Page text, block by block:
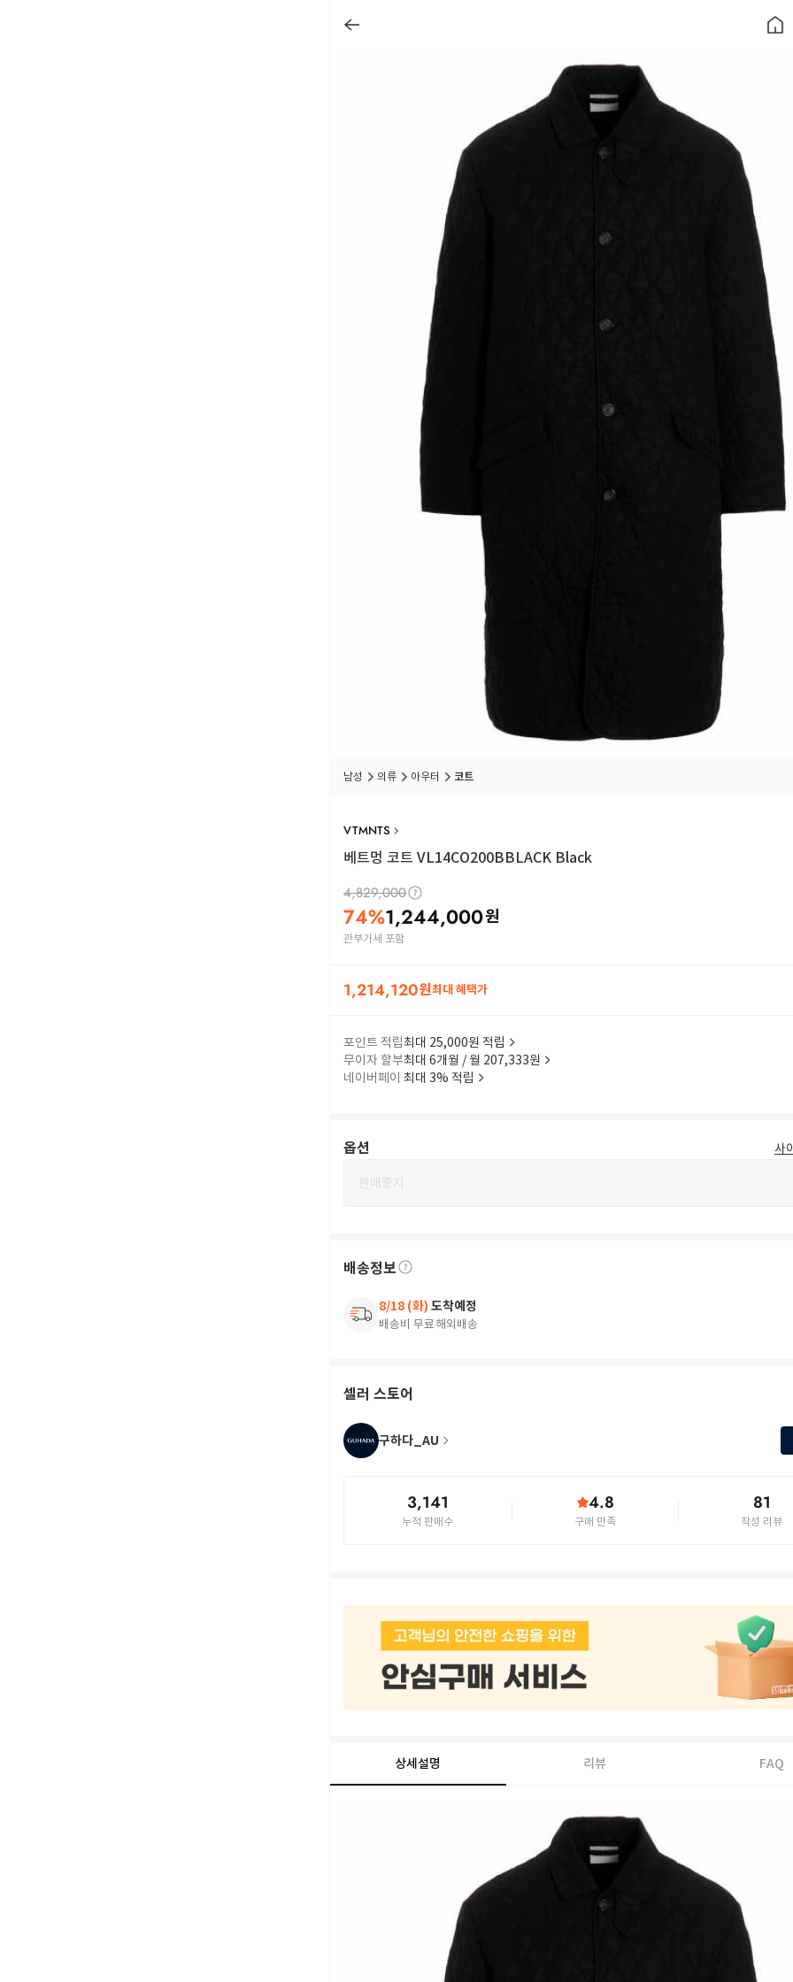
남성 의류 아우터 코트
VTMNTS
베트멍 코트 VL14CO200BBLACK Black
4,829,000
74%1,244,000원
관부가세 포함
1,214,120원최대 혜택가
포인트 적립최대 25,000원 적립
무이자 할부최대 6개월 / 월 207,333원
네이버페이 최대 3% 적립
옵션 사
판매중지
배송정보
8/18 (화) 도착예정
배송비 무료해외배송
셀러 스토어
구하다_AU
3,141
누적 판매수
4.8
구매 만족
81
작성 리뷰
상세설명 리뷰 FAQ